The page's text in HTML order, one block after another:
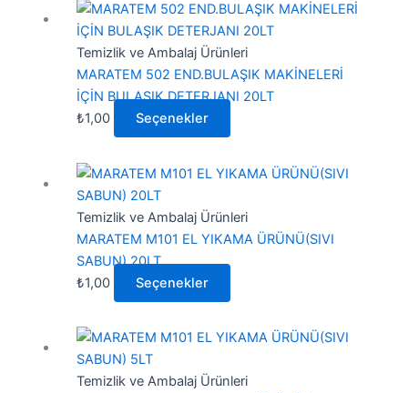
sayfasından
Temizlik ve Ambalaj Ürünleri
MARATEM 502 END.BULAŞIK MAKİNELERİ
İÇİN BULAŞIK DETERJANI 20LT
₺1,00 Seçenekler
Bu
ürünün
birden
fazla
varyasyonu
Seçenekler
sayfasından
Temizlik ve Ambalaj Ürünleri
MARATEM M101 EL YIKAMA ÜRÜNÜ(SIVI
SABUN) 20LT
₺1,00 Seçenekler
Bu
birden
fazla
varyasyonu
Seçenekler
sayfasından
Temizlik ve Ambalaj Ürünleri
Fiyat
₺1,00
Bu